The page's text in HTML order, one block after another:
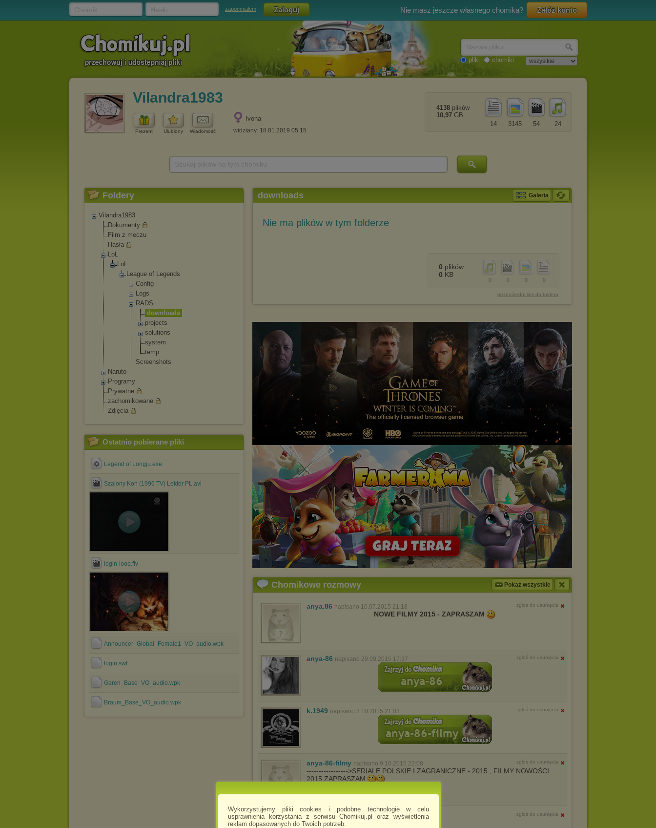
Wykorzystujemy pliki cookies i podobne technologie w celu
usprawnienia korzystania z serwisu Chomikuj.pl oraz wyświetlenia
reklam dopasowanych do Twoich potrzeb.
zapomniałem Nie masz jeszcze własnego chomika? Załóż konto
pliki chomiki
Vilandra1983
Prezent Ulubiony Wiadomość
Ivona
widziany: 18.01.2019 05:15
24
54
3145
14
4138 plików
10,97 GB
Foldery
Vilandra1983
Dokumenty
Film z meczu
Hasła
LoL
LoL
League of Legends
Config
Logs
RADS
downl oads
projects
solutions
system
temp
Screenshots
Naruto
Programy
Prywatne
zachomikowane
Zdjęcia
Ostatnio pobierane pliki
Legend of Longju.exe
Szalony Koń (1996 TV) Lektor PL.avi
login-loop.flv
Announcer_Global_Female1_VO_audio.wpk
login.swf
Garen_Base_VO_audio.wpk
Braum_Base_VO_audio.wpk
downloads Galeria
Nie ma plików w tym folderze
0
0
0
0
0 plików
0 KB
bezpośredni link do folderu
Chomikowe rozmowy Pokaż wszystkie
anya.86 napisano 10.07.2015 21:18 zgłoś do usunięcia
NOWE FILMY 2015 - ZAPRASZAM
anya-86 napisano 29.09.2015 17:37 zgłoś do usunięcia
k.1949 napisano 3.10.2015 21:03 zgłoś do usunięcia
anya-86-filmy napisano 9.10.2015 22:08 zgłoś do usunięcia
----------------->SERIALE POLSKIE I ZAGRANICZNE - 2015 , FILMY NOWOŚCI
2015 ZAPRASZAM
wert4y78uytrew napisano 17.10.2015 21:22 zgłoś do usunięcia